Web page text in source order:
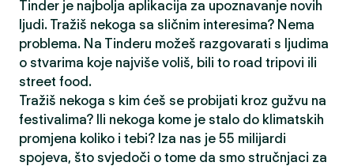
Tinder je najbolja aplikacija za upoznavanje novih
ljudi. Tražiš nekoga sa sličnim interesima? Nema
problema. Na Tinderu možeš razgovarati s ljudima
o stvarima koje najviše voliš, bili to road tripovi ili
street food.
Tražiš nekoga s kim ćeš se probijati kroz gužvu na
festivalima? Ili nekoga kome je stalo do klimatskih
promjena koliko i tebi? Iza nas je 55 milijardi
spojeva, što svjedoči o tome da smo stručnjaci za